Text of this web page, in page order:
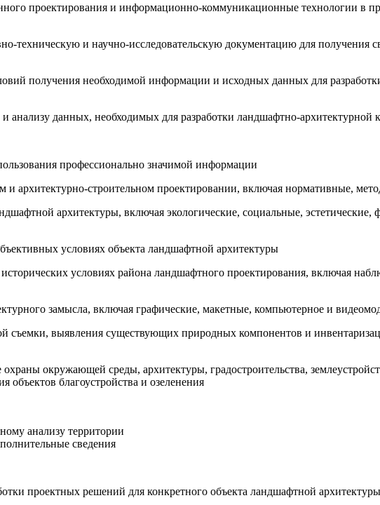
проектирования и информационно-коммуникационные технологии в
техническую и научно-исследовательскую документацию для получения
получения необходимой информации и исходных данных для
анализу данных, необходимых для разработки ландшафтно-архитектурной
профессионально значимой информации
строительном проектировании, включая нормативные,
архитектуры, включая экологические, социальные, эстетические,
условиях объекта ландшафтной архитектуры
условиях района ландшафтного проектирования, включая
замысла, включая графические, макетные, компьютерное и
съемки, выявления существующих природных компонентов и
окружающей среды, архитектуры, градостроительства,
объектов благоустройства и озеленения
анализу территории
сведения
проектных решений для конкретного объекта ландшафтной архитектуры